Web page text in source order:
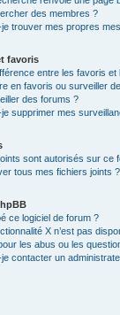
des membres ?
trouver mes propres
favoris
entre les favoris et
en favoris ou surveiller
des forums ?
supprimer mes
sont autorisés sur ce
tous mes fichiers joints ?
ce logiciel de forum ?
X n’est pas
les abus ou les
contacter un